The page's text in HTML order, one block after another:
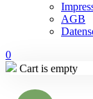
AGB
0
Cart is empty